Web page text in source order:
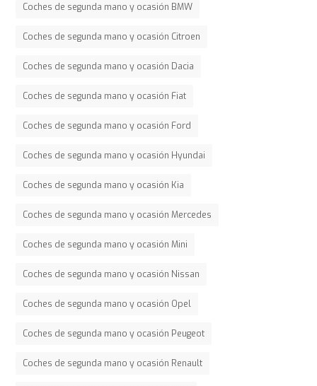
Coches de segunda mano y ocasión BMW
Coches de segunda mano y ocasión Citroen
Coches de segunda mano y ocasión Dacia
Coches de segunda mano y ocasión Fiat
Coches de segunda mano y ocasión Ford
Coches de segunda mano y ocasión Hyundai
Coches de segunda mano y ocasión Kia
Coches de segunda mano y ocasión Mercedes
Coches de segunda mano y ocasión Mini
Coches de segunda mano y ocasión Nissan
Coches de segunda mano y ocasión Opel
Coches de segunda mano y ocasión Peugeot
Coches de segunda mano y ocasión Renault